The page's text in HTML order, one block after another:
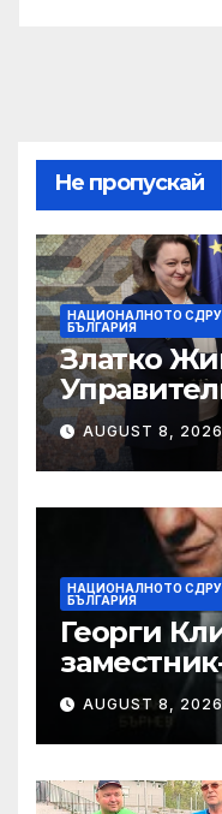
Не пропускай
НАЦИОНАЛНОТО
БЪЛГАРИЯ
Златко
НСОРБ и
Монтана:
отговаря
по-
AUGUST 8, 2026
НАЦИОНАЛНОТО
БЪЛГАРИЯ
Георги
финанси
община:
програма
проекти
AUGUST 8,